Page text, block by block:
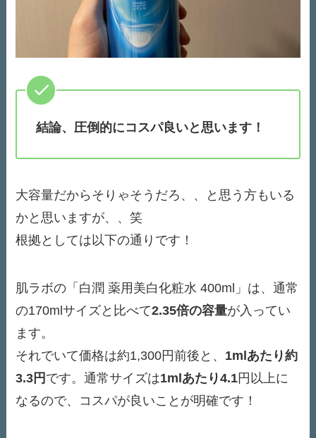
結論、圧倒的にコスパ良いと思います！
大容量だからそりゃそうだろ、、と思う方もいる
かと思いますが、、笑
根拠としては以下の通りです！
肌ラボの「白潤 薬用美白化粧水 400ml」は、通常
の170mlサイズと比べて2.35倍の容量が入ってい
ます。
それでいて価格は約1,300円前後と、 1mlあたり約
3.3円 です。通常サイズは1mlあたり4.1円以上に
なるので、コスパが良いことが明確です！